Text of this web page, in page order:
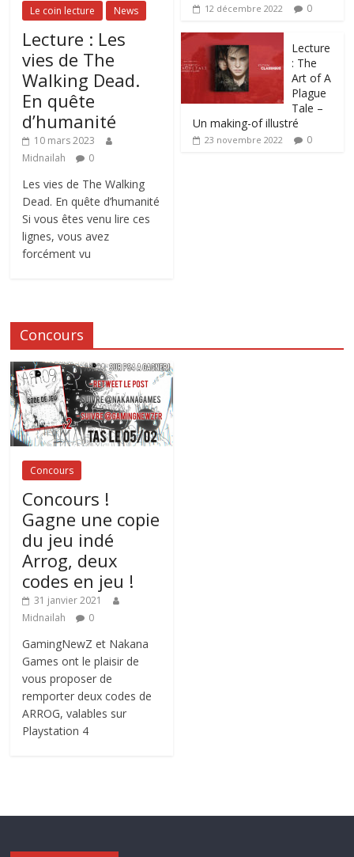
Le coin lecture News
Lecture : Les
vies de The
Walking Dead.
En quête
d’humanité
10 mars 2023
Midnailah
0
Les vies de The Walking
Dead. En quête d’humanité
Si vous êtes venu lire ces
lignes, vous avez
forcément vu
12 décembre 2022 0
Lecture
: The
Art of A
Plague
Tale –
Un making-of illustré
23 novembre 2022 0
Concours
Concours
Concours !
Gagne une copie
du jeu indé
Arrog, deux
codes en jeu !
31 janvier 2021
Midnailah
0
GamingNewZ et Nakana
Games ont le plaisir de
vous proposer de
remporter deux codes de
ARROG, valables sur
Playstation 4